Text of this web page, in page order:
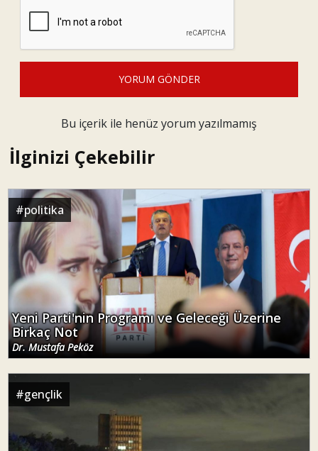
YORUM GÖNDER
Bu içerik ile henüz yorum yazılmamış
İlginizi Çekebilir
#politika
Yeni Parti'nin Programı ve Geleceği Üzerine
Birkaç Not
Dr. Mustafa Peköz
#gençlik